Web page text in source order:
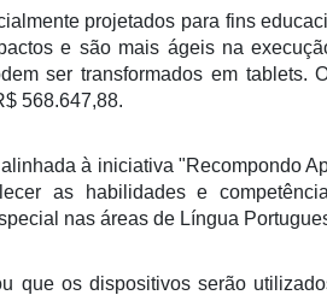
projetados para fins
e são mais ágeis na
ser transformados em tablets.
568.647,88.
à iniciativa "Recompondo
as habilidades e
nas áreas de Língua
que os dispositivos serão